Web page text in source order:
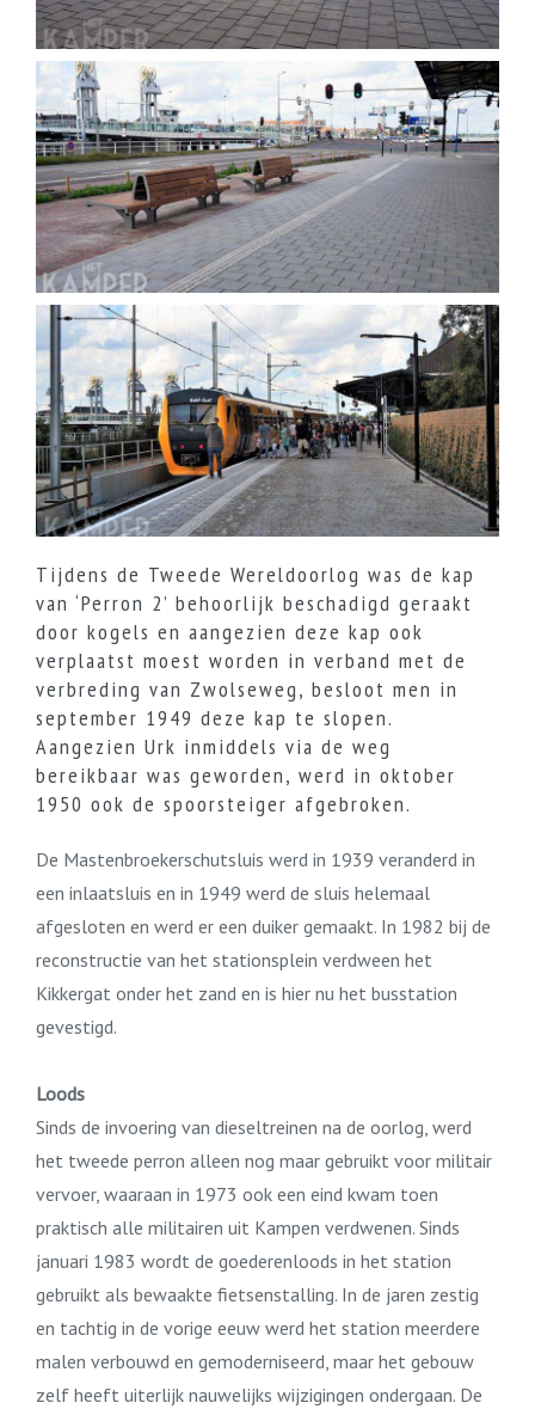
Tijdens de Tweede Wereldoorlog was de kap
van ‘Perron 2’ behoorlijk beschadigd geraakt
door kogels en aangezien deze kap ook
verplaatst moest worden in verband met de
verbreding van Zwolseweg, besloot men in
september 1949 deze kap te slopen.
Aangezien Urk inmiddels via de weg
bereikbaar was geworden, werd in oktober
1950 ook de spoorsteiger afgebroken.
De Mastenbroekerschutsluis werd in 1939 veranderd in
een inlaatsluis en in 1949 werd de sluis helemaal
afgesloten en werd er een duiker gemaakt. In 1982 bij de
reconstructie van het stationsplein verdween het
Kikkergat onder het zand en is hier nu het busstation
gevestigd.
Loods
Sinds de invoering van dieseltreinen na de oorlog, werd
het tweede perron alleen nog maar gebruikt voor militair
vervoer, waaraan in 1973 ook een eind kwam toen
praktisch alle militairen uit Kampen verdwenen. Sinds
januari 1983 wordt de goederenloods in het station
gebruikt als bewaakte fietsenstalling. In de jaren zestig
en tachtig in de vorige eeuw werd het station meerdere
malen verbouwd en gemoderniseerd, maar het gebouw
zelf heeft uiterlijk nauwelijks wijzigingen ondergaan. De